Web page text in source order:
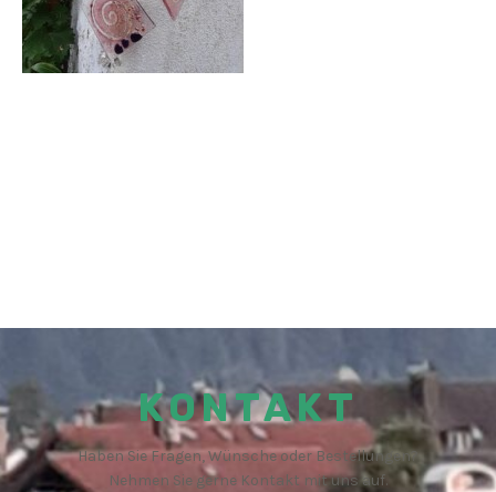
KONTAKT
Haben Sie Fragen, Wünsche oder Bestellungen?
Nehmen Sie gerne Kontakt mit uns auf.